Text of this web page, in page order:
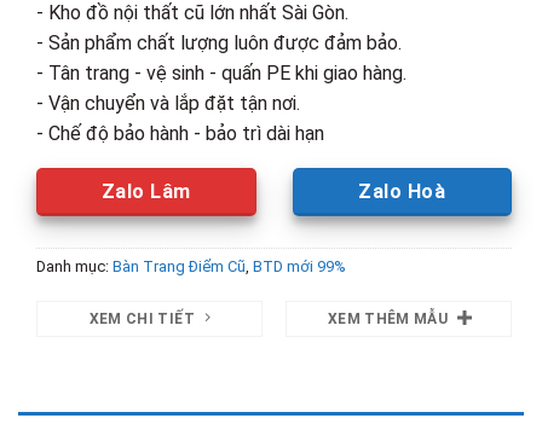
- Kho đồ nội thất cũ lớn nhất Sài Gòn.
- Sản phẩm chất lượng luôn được đảm bảo.
- Tân trang - vệ sinh - quấn PE khi giao hàng.
- Vận chuyển và lắp đặt tận nơi.
- Chế độ bảo hành - bảo trì dài hạn
Zalo Lâm Zalo Hoà
Danh mục: Bàn Trang Điểm Cũ, BTD mới 99%
XEM CHI TIẾT XEM THÊM MẪU